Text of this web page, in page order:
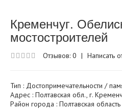
Кременчуг.
мостостроителей
Отзывов: 0 | Написать
Тип : Достопримечательности /
Адрес : Полтавская обл., г.
Район города : Полтавская область